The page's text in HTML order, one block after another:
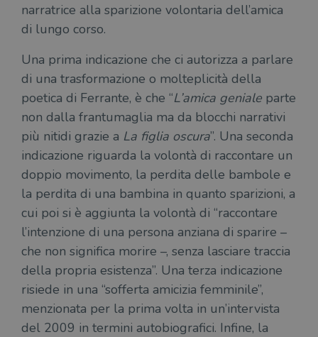
narratrice alla sparizione volontaria dell’amica
di lungo corso.
Una prima indicazione che ci autorizza a parlare
di una trasformazione o molteplicità della
poetica di Ferrante, è che “L’amica geniale parte
non dalla frantumaglia ma da blocchi narrativi
più nitidi grazie a La figlia oscura”. Una seconda
indicazione riguarda la volontà di raccontare un
doppio movimento, la perdita delle bambole e
la perdita di una bambina in quanto sparizioni, a
cui poi si è aggiunta la volontà di “raccontare
l’intenzione di una persona anziana di sparire –
che non significa morire –, senza lasciare traccia
della propria esistenza”. Una terza indicazione
risiede in una “sofferta amicizia femminile”,
menzionata per la prima volta in un’intervista
del 2009 in termini autobiografici. Infine, la